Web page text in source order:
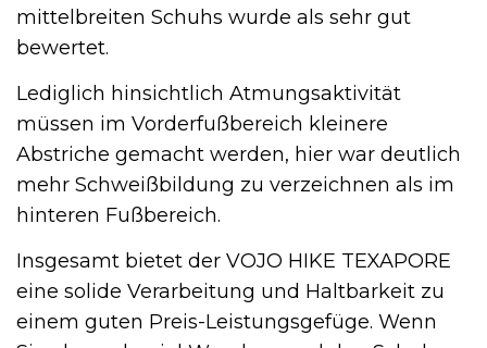
mittelbreiten Schuhs wurde als sehr gut
bewertet.
Lediglich hinsichtlich Atmungsaktivität
müssen im Vorderfußbereich kleinere
Abstriche gemacht werden, hier war deutlich
mehr Schweißbildung zu verzeichnen als im
hinteren Fußbereich.
Insgesamt bietet der VOJO HIKE TEXAPORE
eine solide Verarbeitung und Haltbarkeit zu
einem guten Preis-Leistungsgefüge. Wenn